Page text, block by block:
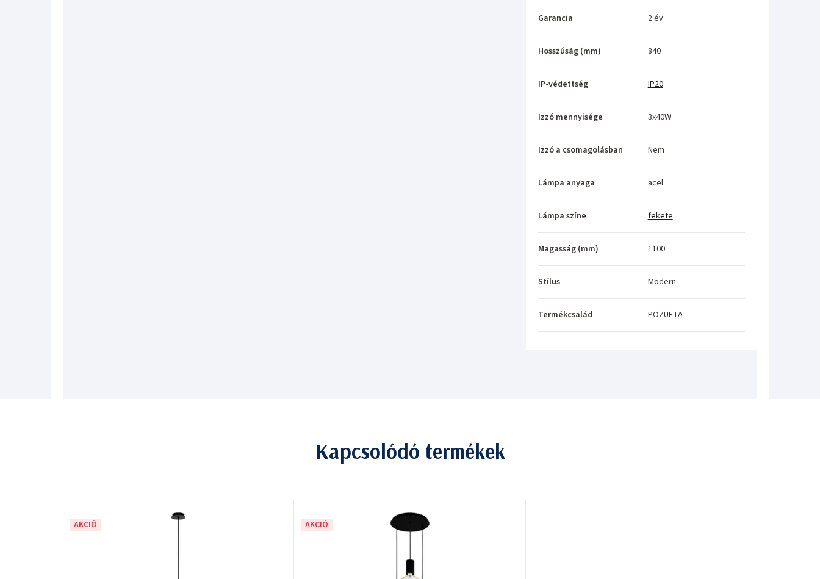
Garancia 2 év
Hosszúság (mm) 840
IP-védettség IP20
Izzó mennyisége 3x40W
Izzó a csomagolásban Nem
Lámpa anyaga acel
Lámpa színe fekete
Magasság (mm) 1100
Stílus Modern
Termékcsalád POZUETA
Kapcsolódó termékek
AKCIÓ AKCIÓ